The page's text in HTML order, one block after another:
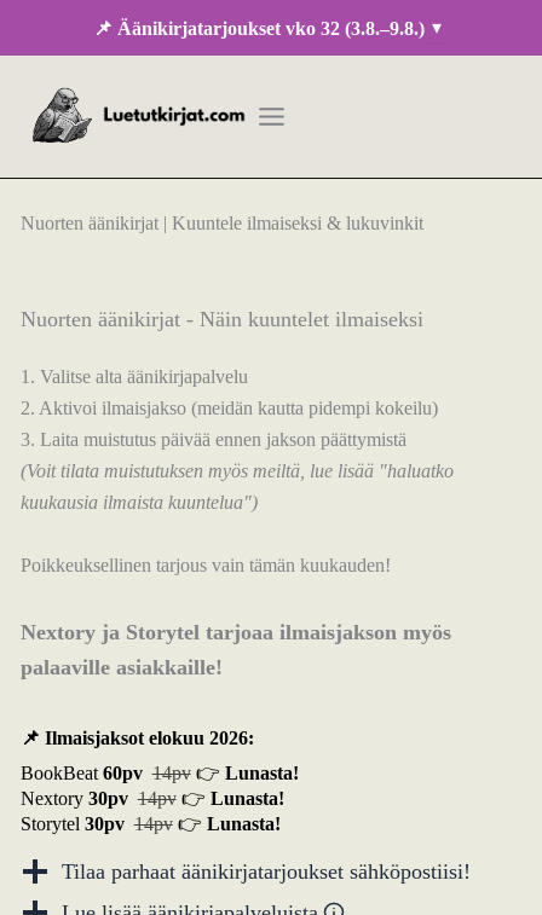
📌 Äänikirjatarjoukset vko 32 (3.8.–9.8.) ▾
Nuorten äänikirjat | Kuuntele ilmaiseksi & lukuvinkit
Nuorten äänikirjat - Näin kuuntelet ilmaiseksi
1. Valitse alta äänikirjapalvelu
2. Aktivoi ilmaisjakso (meidän kautta pidempi kokeilu)
3. Laita muistutus päivää ennen jakson päättymistä
(Voit tilata muistutuksen myös meiltä, lue lisää "haluatko
kuukausia ilmaista kuuntelua")
Poikkeuksellinen tarjous vain tämän kuukauden!
Nextory ja Storytel tarjoaa ilmaisjakson myös
palaaville asiakkaille!
📌 Ilmaisjaksot elokuu 2026:
BookBeat 60pv 14pv 👉 Lunasta!
Nextory 30pv 14pv 👉 Lunasta!
Storytel 30pv 14pv 👉 Lunasta!
Tilaa parhaat äänikirjatarjoukset sähköpostiisi!